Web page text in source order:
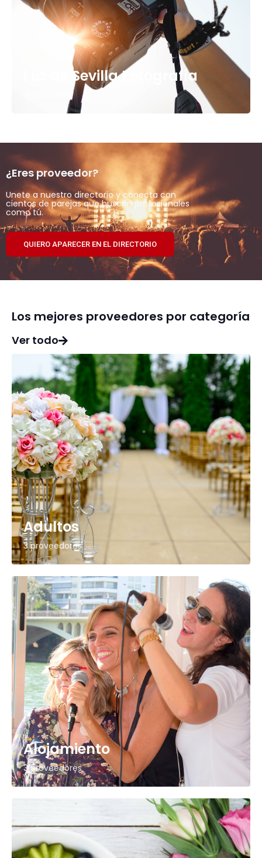
Luz de Sevilla Fotografía
Macarena
¿Eres proveedor?
Unete a nuestro directorio y conecta con
cientos de parejas que buscan profesionales
como tú.
QUIERO APARECER EN EL DIRECTORIO
Los mejores proveedores por categoría
Ver todo
Adultos
3 proveedores
Alojamiento
3 proveedores